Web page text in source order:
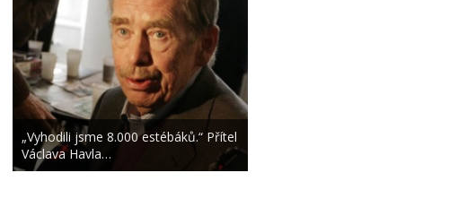
„Vyhodili jsme 8.000 estébáků.“ Přítel
Václava Havla…